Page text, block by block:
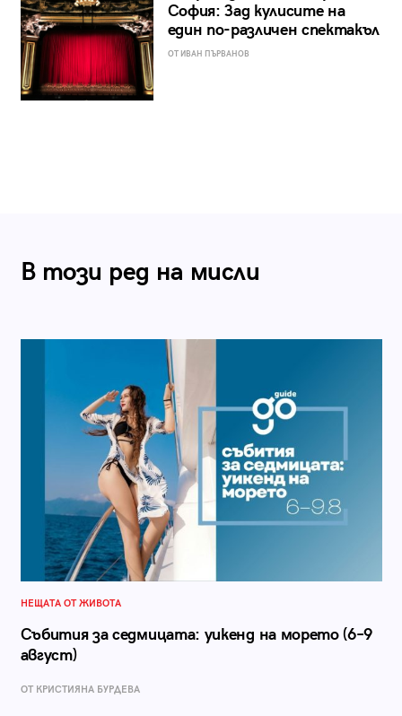
София: Зад кулисите на
един по-различен спектакъл
ОТ ИВАН ПЪРВАНОВ
В този ред на мисли
НЕЩАТА ОТ ЖИВОТА
Събития за седмицата: уикенд на морето (6–9
август)
ОТ КРИСТИЯНА БУРДЕВА